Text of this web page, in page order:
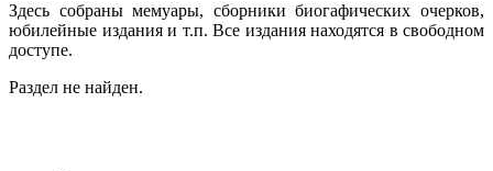
Здесь собраны мемуары, сборники биогафических очерков,
юбилейные издания и т.п. Все издания находятся в свободном
доступе.
Раздел не найден.